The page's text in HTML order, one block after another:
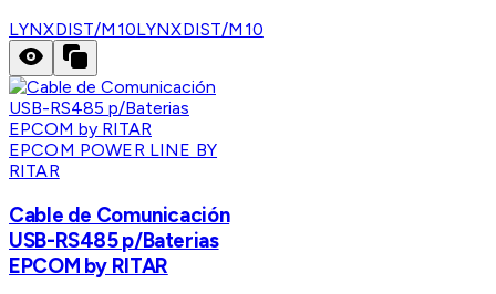
LYNXDIST/M10LYNXDIST/M10
EPCOM POWER LINE BY
RITAR
Cable de Comunicación
USB-RS485 p/Baterias
EPCOM by RITAR